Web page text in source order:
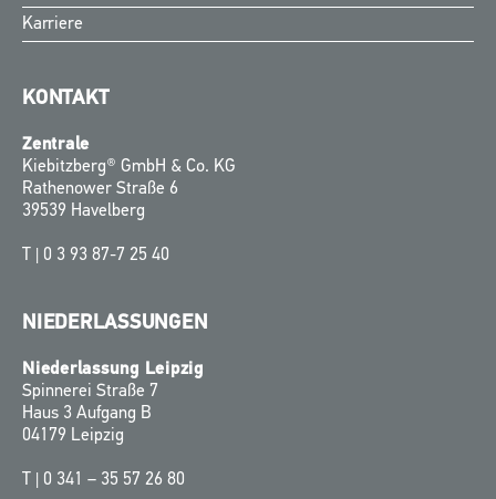
Karriere
KONTAKT
Zentrale
Kiebitzberg® GmbH & Co. KG
Rathenower Straße 6
39539 Havelberg
T | 0 3 93 87-7 25 40
NIEDERLASSUNGEN
Niederlassung Leipzig
Spinnerei Straße 7
Haus 3 Aufgang B
04179 Leipzig
T | 0 341 – 35 57 26 80